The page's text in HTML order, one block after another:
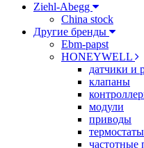
Ziehl-Abegg
China stock
Другие бренды
Ebm-papst
HONEYWELL
датчики и
клапаны
модули
приводы
термостаты
частотные